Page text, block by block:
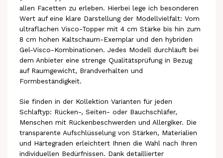
allen Facetten zu erleben. Hierbei lege ich besonderen
Wert auf eine klare Darstellung der Modellvielfalt: Vom
ultraflachen Visco-Topper mit 4 cm Stärke bis hin zum
8 cm hohen Kaltschaum-Exemplar und den hybriden
Gel-Visco-Kombinationen. Jedes Modell durchläuft bei
dem Anbieter eine strenge Qualitätsprüfung in Bezug
auf Raumgewicht, Brandverhalten und
Formbeständigkeit.
Sie finden in der Kollektion Varianten für jeden
Schlaftyp: Rücken-, Seiten- oder Bauchschläfer,
Menschen mit Rückenbeschwerden und Allergiker. Die
transparente Aufschlüsselung von Stärken, Materialien
und Härtegraden erleichtert Ihnen die Wahl nach Ihren
individuellen Bedürfnissen. Dank detaillierter